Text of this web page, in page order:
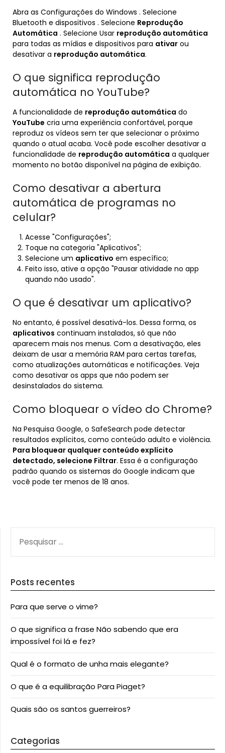
Abra as Configurações do Windows . Selecione
Bluetooth e dispositivos . Selecione Reprodução
Automática . Selecione Usar reprodução automática
para todas as mídias e dispositivos para ativar ou
desativar a reprodução automática.
O que significa reprodução
automática no YouTube?
A funcionalidade de reprodução automática do
YouTube cria uma experiência confortável, porque
reproduz os vídeos sem ter que selecionar o próximo
quando o atual acaba. Você pode escolher desativar a
funcionalidade de reprodução automática a qualquer
momento no botão disponível na página de exibição.
Como desativar a abertura
automática de programas no
celular?
Acesse "Configurações";
Toque na categoria "Aplicativos";
Selecione um aplicativo em específico;
Feito isso, ative a opção "Pausar atividade no app
quando não usado".
O que é desativar um aplicativo?
No entanto, é possível desativá-los. Dessa forma, os
aplicativos continuam instalados, só que não
aparecem mais nos menus. Com a desativação, eles
deixam de usar a memória RAM para certas tarefas,
como atualizações automáticas e notificações. Veja
como desativar os apps que não podem ser
desinstalados do sistema.
Como bloquear o vídeo do Chrome?
Na Pesquisa Google, o SafeSearch pode detectar
resultados explícitos, como conteúdo adulto e violência.
Para bloquear qualquer conteúdo explícito
detectado, selecione Filtrar. Essa é a configuração
padrão quando os sistemas do Google indicam que
você pode ter menos de 18 anos.
POR:
Posts recentes
Para que serve o vime?
O que significa a frase Não sabendo que era
impossível foi lá e fez?
Qual é o formato de unha mais elegante?
O que é a equilibração Para Piaget?
Quais são os santos guerreiros?
Categorias